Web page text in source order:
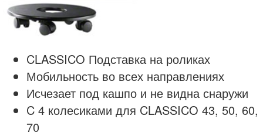
CLASSICO Подставка на роликах
Мобильность во всех направлениях
Исчезает под кашпо и не видна снаружи
C 4 колесиками для CLASSICO 43, 50, 60,
70